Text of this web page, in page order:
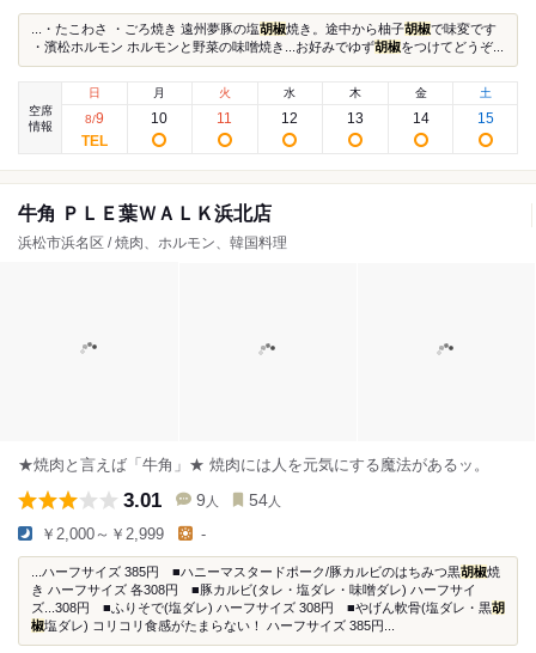
...・たこわさ ・ごろ焼き 遠州夢豚の塩胡椒焼き。途中から柚子胡椒で味変です
・濱松ホルモン ホルモンと野菜の味噌焼き...お好みでゆず胡椒をつけてどうぞ...
空席
情報
日
8/9
月
10
火
11
水
12
木
13
金
14
土
15
牛角 ＰＬＥ葉ＷＡＬＫ浜北店
浜松市浜名区 / 焼肉、ホルモン、韓国料理
★焼肉と言えば「牛角」★ 焼肉には人を元気にする魔法があるッ。
3.01 9 人 54 人
￥2,000～￥2,999 -
...ハーフサイズ 385円 ■ハニーマスタードポーク/豚カルビのはちみつ黒胡椒焼
き ハーフサイズ 各308円 ■豚カルビ(タレ・塩ダレ・味噌ダレ) ハーフサイ
ズ...308円 ■ふりそで(塩ダレ) ハーフサイズ 308円 ■やげん軟骨(塩ダレ・黒胡
椒塩ダレ) コリコリ食感がたまらない！ ハーフサイズ 385円...